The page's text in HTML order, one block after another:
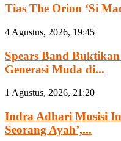
Tias The Orion ‘Si
4 Agustus, 2026, 19:45
Spears Band Buktikan
Generasi Muda di...
1 Agustus, 2026, 21:20
Indra Adhari Musisi
Seorang Ayah’,...